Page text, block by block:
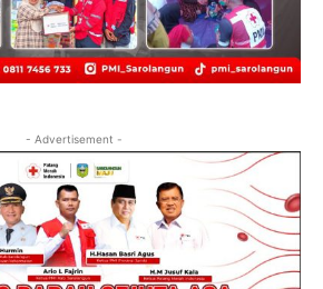
- Advertisement -